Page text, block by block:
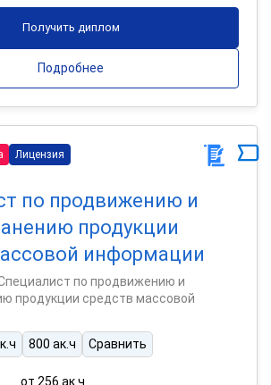
Получить диплом
Подробнее
Лицензия
по продвижению и
продукции
информации
по продвижению и
продукции средств массовой
800 ак.ч Сравнить
от 256 ак.ч